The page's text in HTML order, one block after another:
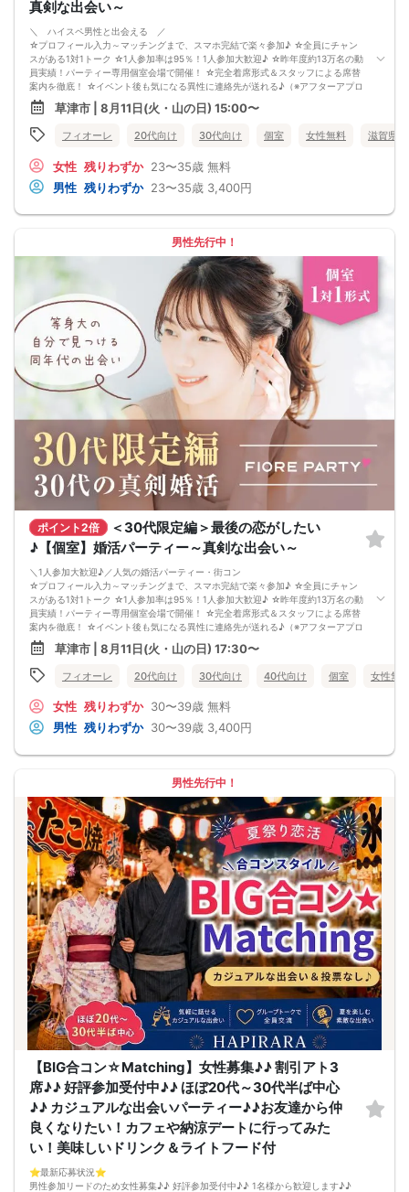
真剣な出会い～
＼ ハイスペ男性と出会える ／
☆プロフィール入力～マッチングまで、スマホ完結で楽々参加♪ ☆全員にチャン
スがある1対1トーク ☆1人参加率は95％！1人参加大歓迎♪ ☆昨年度約13万名の動
員実績！パーティー専用個室会場で開催！ ☆完全着席形式＆スタッフによる席替
案内を徹底！ ☆イベント後も気になる異性に連絡先が送れる♪（※アフターアプロ
ーチ機能） スタッフが最初から最後まで進行するので、フリータイムで放置され
て人気の方と一度もお話できずに気が付いたらイベント終了・・・ということは
一切ありません！ 持ち物について ・ご本人様確認書類（無い場合はキャンセル扱
いとなります） ・最新版Google Chromeか最新版Safariを使用可能なスマホ （こ
上、カードスタイルに切り替えて催行する場合がございます。） ・なるべくお釣
銭がでないようご用意いただけますと幸いです。 ※集客状況に応じてサムネイル
等が変更になる場合がございます。 参加年齢と参加条件は変更されませんのでご
草津市 | 8月11日(火・山の日) 15:00〜
フィオーレ 20代向け 30代向け 個室 女性無料 滋賀県
女性 残りわずか 23〜35歳 無料
男性 残りわずか 23〜35歳 3,400円
男性先行中！
ポイント2倍
＜30代限定編＞最後の恋がしたい
♪【個室】婚活パーティー～真剣な出会い～
＼1人参加大歓迎♪／人気の婚活パーティー・街コン
☆プロフィール入力～マッチングまで、スマホ完結で楽々参加♪ ☆全員にチャン
スがある1対1トーク ☆1人参加率は95％！1人参加大歓迎♪ ☆昨年度約13万名の動
員実績！パーティー専用個室会場で開催！ ☆完全着席形式＆スタッフによる席替
案内を徹底！ ☆イベント後も気になる異性に連絡先が送れる♪（※アフターアプロ
ーチ機能） スタッフが最初から最後まで進行するので、フリータイムで放置され
て人気の方と一度もお話できずに気が付いたらイベント終了・・・ということは
一切ありません！ 持ち物について ・ご本人様確認書類（無い場合はキャンセル扱
いとなります） ・最新版Google Chromeか最新版Safariを使用可能なスマホ （こ
上、カードスタイルに切り替えて催行する場合がございます。） ・なるべくお釣
銭がでないようご用意いただけますと幸いです。 ※集客状況に応じてサムネイル
等が変更になる場合がございます。 参加年齢と参加条件は変更されませんのでご
草津市 | 8月11日(火・山の日) 17:30〜
フィオーレ 20代向け 30代向け 40代向け 個室 女性無
女性 残りわずか 30〜39歳 無料
男性 残りわずか 30〜39歳 3,400円
男性先行中！
【BIG合コン☆Matching】女性募集♪♪ 割引アト3
席♪♪ 好評参加受付中♪♪ ほぼ20代～30代半ば中心
♪♪ カジュアルな出会いパーティー♪♪お友達から仲
良くなりたい！カフェや納涼デートに行ってみた
い！美味しいドリンク＆ライトフード付
⭐️最新応募状況⭐️
男性参加リードのため女性募集♪♪ 好評参加受付中♪♪ 1名様から歓迎します♪♪